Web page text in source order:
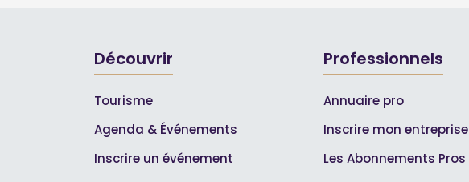
Découvrir
Tourisme
Agenda & Événements
Inscrire un événement
Professionnels
Annuaire pro
Inscrire mon entreprise
Les Abonnements Pros